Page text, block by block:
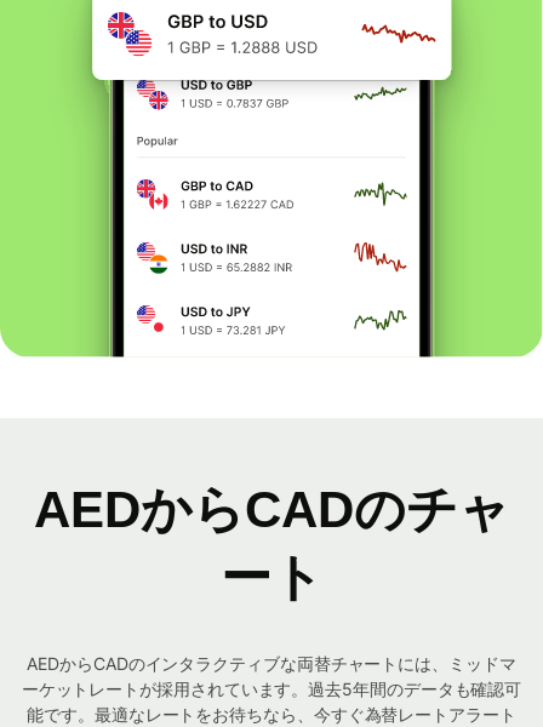
AEDからCADのチャ
ート
AEDからCADのインタラクティブな両替チャートには、ミッドマ
ーケットレートが採用されています。過去5年間のデータも確認可
能です。最適なレートをお待ちなら、今すぐ為替レートアラート